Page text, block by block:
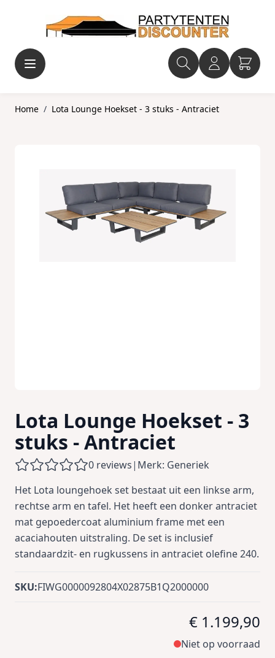
Home / Lota Lounge Hoekset - 3 stuks - Antraciet
Lota Lounge Hoekset - 3
stuks - Antraciet
0 reviews| Merk: Generiek
Het Lota loungehoek set bestaat uit een linkse arm,
rechtse arm en tafel. Het heeft een donker antraciet
mat gepoedercoat aluminium frame met een
acaciahouten uitstraling. De set is inclusief
standaardzit- en rugkussens in antraciet olefine 240.
SKU:FIWG0000092804X02875B1Q2000000
€ 1.199,90
Niet op voorraad